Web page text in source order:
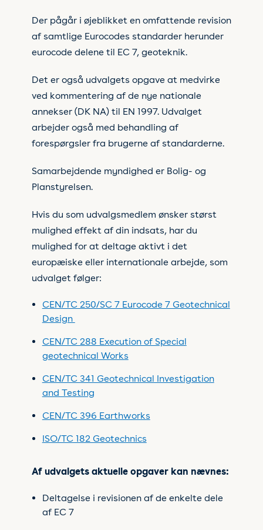
Der pågår i øjeblikket en omfattende revision
af samtlige Eurocodes standarder herunder
eurocode delene til EC 7, geoteknik.
Det er også udvalgets opgave at medvirke
ved kommentering af de nye nationale
annekser (DK NA) til EN 1997. Udvalget
arbejder også med behandling af
forespørgsler fra brugerne af standarderne.
Samarbejdende myndighed er Bolig- og
Planstyrelsen.
Hvis du som udvalgsmedlem ønsker størst
mulighed effekt af din indsats, har du
mulighed for at deltage aktivt i det
europæiske eller internationale arbejde, som
udvalget følger:
CEN/TC 250/SC 7 Eurocode 7 Geotechnical
Design
CEN/TC 288 Execution of Special
geotechnical Works
CEN/TC 341 Geotechnical Investigation
and Testing
CEN/TC 396 Earthworks
ISO/TC 182 Geotechnics
Af udvalgets aktuelle opgaver kan nævnes:
Deltagelse i revisionen af de enkelte dele
af EC 7